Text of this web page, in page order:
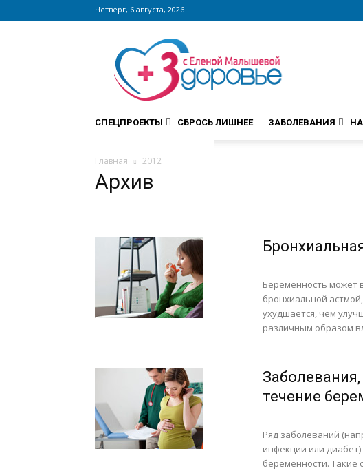
Четверг, 6 августа, 2026
Сайт
zdorovieinfo.ru
крупнейший
медицинский
интернет-
СПЕЦПРОЕКТЫ СБРОСЬ ЛИШНЕЕ ЗАБОЛЕВАНИЯ
Главная 2012
Архив
Беременность может
бронхиальной
ухудшается, чем
различным образом
течение
Ряд заболеваний
инфекции или
беременности. Такие